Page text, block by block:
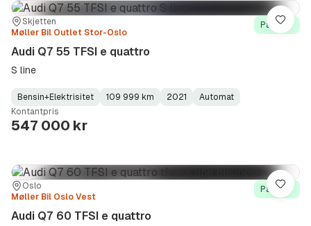
Sted:
Skjetten
Forhandler:
Møller Bil Outlet Stor-Oslo
På lager
Audi Q7 55 TFSI e quattro
S line
Fuel
Type:
Bensin+Elektrisitet
Kilometerstand: 109 999 km
Model
Year:
2021
Gearbox
Type:
Automat
Kontantpris
547 000 kr
Lagre
Sted:
Oslo
Forhandler:
Møller Bil Oslo Vest
På lager
Audi Q7 60 TFSI e quattro
Lagre